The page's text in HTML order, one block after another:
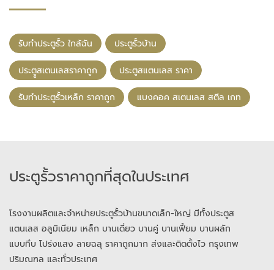
รับทําประตูรั้ว ใกล้ฉัน ประตูรั้วบ้าน
ประตููสเตนเลสราคาถูก ประตูสแตนเลส ราคา
รับทําประตูรั้วเหล็ก ราคาถูก แบงคอค สเตนเลส สตีล เกท
ประตูรั้วราคาถูกที่สุดในประเทศ
โรงงานผลิตและจำหน่ายประตูรั้วบ้านขนาดเล็ก-ใหญ่ มีทั้งประตูส
แตนเลส อลูมิเนียม เหล็ก บานเดี่ยว บานคู่ บานเฟี้ยม บานผลัก
แบบทึบ โปร่งแสง ลายฉลุ ราคาถูกมาก ส่งและติดตั้งไว กรุงเทพ
ปริมณฑล และทั่วประเทศ